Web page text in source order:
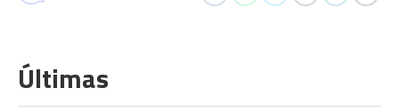
Últimas